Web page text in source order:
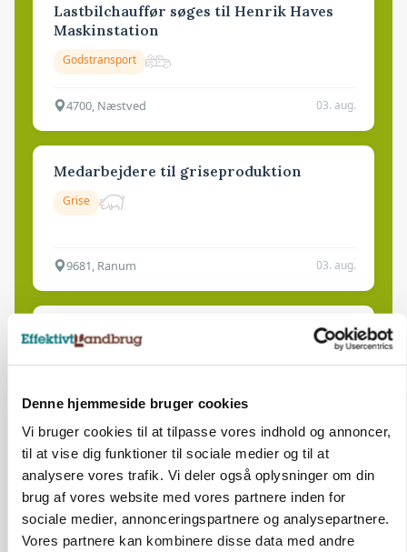
Denne hjemmeside bruger cookies
Vi bruger cookies til at tilpasse vores indhold og annoncer,
til at vise dig funktioner til sociale medier og til at
analysere vores trafik. Vi deler også oplysninger om din
brug af vores website med vores partnere inden for
sociale medier, annonceringspartnere og analysepartnere.
Vores partnere kan kombinere disse data med andre
Lastbilchauffør søges til Henrik Haves
Maskinstation
Godstransport
4700, Næstved 03. aug.
Medarbejdere til griseproduktion
Grise
9681, Ranum 03. aug.
Kalvepasser til ejendom i udvikling søges
6392, Bolderslev
Leder til klimastald
Klimastald